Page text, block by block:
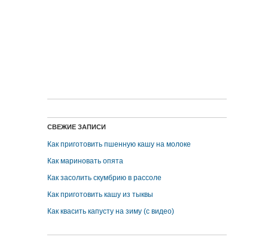
СВЕЖИЕ ЗАПИСИ
Как приготовить пшенную кашу на молоке
Как мариновать опята
Как засолить скумбрию в рассоле
Как приготовить кашу из тыквы
Как квасить капусту на зиму (с видео)